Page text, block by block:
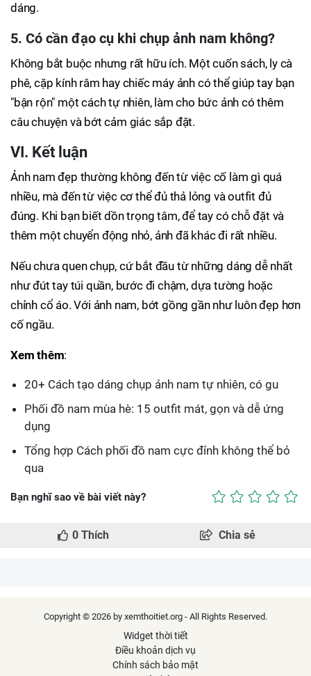
dáng.
5. Có cần đạo cụ khi chụp ảnh nam không?
Không bắt buộc nhưng rất hữu ích. Một cuốn sách, ly cà
phê, cặp kính râm hay chiếc máy ảnh có thể giúp tay bạn
"bận rộn" một cách tự nhiên, làm cho bức ảnh có thêm
câu chuyện và bớt cảm giác sắp đặt.
VI. Kết luận
Ảnh nam đẹp thường không đến từ việc cố làm gì quá
nhiều, mà đến từ việc cơ thể đủ thả lỏng và outfit đủ
đúng. Khi bạn biết dồn trọng tâm, để tay có chỗ đặt và
thêm một chuyển động nhỏ, ảnh đã khác đi rất nhiều.
Nếu chưa quen chụp, cứ bắt đầu từ những dáng dễ nhất
như đút tay túi quần, bước đi chậm, dựa tường hoặc
chỉnh cổ áo. Với ảnh nam, bớt gồng gần như luôn đẹp hơn
cố ngầu.
Xem thêm:
20+ Cách tạo dáng chụp ảnh nam tự nhiên, có gu
Phối đồ nam mùa hè: 15 outfit mát, gọn và dễ ứng
dụng
Tổng hợp Cách phối đồ nam cực đỉnh không thể bỏ
qua
Bạn nghĩ sao về bài viết này?
0 Thích Chia sẻ
Copyright © 2026 by xemthoitiet.org - All Rights Reserved.
Widget thời tiết
Điều khoản dịch vụ
Chính sách bảo mật